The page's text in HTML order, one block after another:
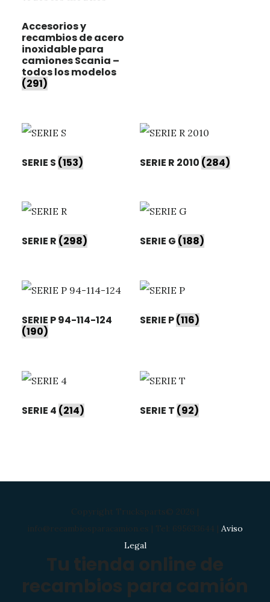
Accesorios y
recambios de acero
inoxidable para
camiones Scania –
todos los modelos
(291)
SERIE S (153) SERIE R 2010 (284)
SERIE R (298) SERIE G (188)
SERIE P 94-114-124
(190)
SERIE P(116)
SERIE 4 (214) SERIE T (92)
Copyright Trucksparts© 2026 |
info@recambiosparacamion.es | Tel: 695633644 | Aviso
Legal
Tu tienda online de
recambios para camión